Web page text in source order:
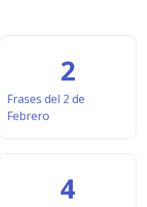
2
Frases del 2 de
Febrero
4